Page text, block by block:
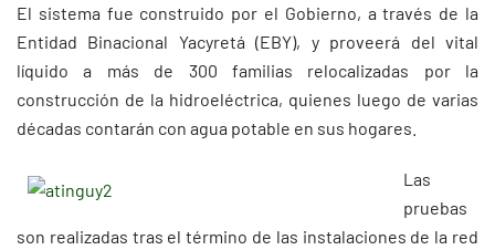
El sistema fue construido por el Gobierno, a través de la
Entidad Binacional Yacyretá (EBY), y proveerá del vital
líquido a más de 300 familias relocalizadas por la
construcción de la hidroeléctrica, quienes luego de varias
décadas contarán con agua potable en sus hogares.
Las
pruebas
son realizadas tras el término de las instalaciones de la red